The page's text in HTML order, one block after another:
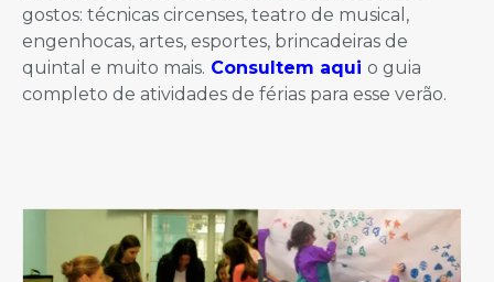
gostos: técnicas circenses, teatro de musical,
engenhocas, artes, esportes, brincadeiras de
quintal e muito mais. Consultem aqui o guia
completo de atividades de férias para esse verão.